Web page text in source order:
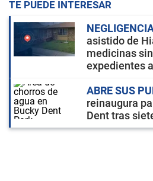
TE PUEDE INTERESAR
asistido de
medicinas
expedientes
ABRE SUS
reinaugura
Dent tras